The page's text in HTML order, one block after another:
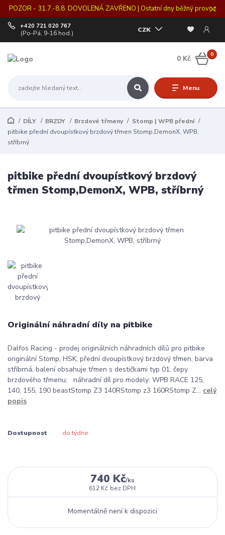
POZOR - 31.7.-8.8. DOVOLENÁ ZAVŘENO | Ostatní dny běžný provoz
Menu
CZK
+420 721 020 767
(Po-Pá, 9-16 hod.)
0
0 Kč
DÍLY BRZDY Brzdové třmeny
Stomp | WPB přední
pitbike přední dvoupístkový brzdový třmen Stomp,DemonX, WPB,
stříbrný
pitbike přední dvoupístkový brzdový
třmen Stomp,DemonX, WPB, stříbrný
Originální náhradní díly na pitbike
Dalfos Racing - prodej originálních náhradních dílů pro pitbike
originální Stomp, HSK; přední dvoupístkový brzdový třmen, barva
stříbrná, balení obsahuje třmen s destičkami typ 01, čepy
brzdového třmenu; náhradní díl pro modely: WPB RACE 125,
140, 155, 190 beastStomp Z3 140RStomp z3 160RStomp Z... celý
popis
Dostupnost do týdne
740 Kč/ks
612 Kč bez DPH
Momentálně není k dispozici